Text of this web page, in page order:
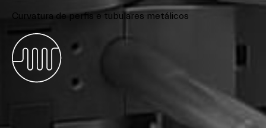
Curvatura de perfis e tubulares metálicos